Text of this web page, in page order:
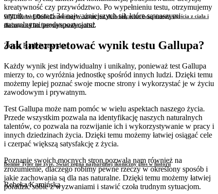
OBE (Out-of-Body Experience) – czym jest doświadczenie świadomego wyjścia z ciała i
dlaczego od lat fascynuje naukowców?
Zosia Radziszewska
Bonnie Tyler nie żyje. Świat żegna najbardziej ikoniczny głos w historii
Rebeka Kamińska
kreatywność czy przywództwo. Po wypełnieniu testu, otrzymujemy
wynik w postaci 34 najważniejszych sił, które są naszymi
naturalnymi predyspozycjami.
Jak interpretować wynik testu Gallupa?
Każdy wynik jest indywidualny i unikalny, ponieważ test Gallupa
mierzy to, co wyróżnia jednostkę spośród innych ludzi. Dzięki temu
możemy lepiej poznać swoje mocne strony i wykorzystać je w życiu
zawodowym i prywatnym.
Test Gallupa może nam pomóc w wielu aspektach naszego życia.
Przede wszystkim pozwala na identyfikację naszych naturalnych
talentów, co pozwala na rozwijanie ich i wykorzystywanie w pracy i
innych dziedzinach życia. Dzięki temu możemy łatwiej osiągać cele
i czerpać większą satysfakcję z życia.
Poznanie swoich mocnych stron pozwala nam również na
zrozumienie, dlaczego robimy pewne rzeczy w określony sposób i
jakie zachowania są dla nas naturalne. Dzięki temu możemy łatwiej
poradzić sobie z wyzwaniami i stawić czoła trudnym sytuacjom.